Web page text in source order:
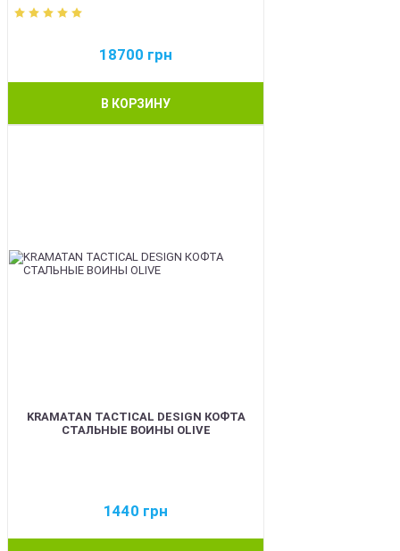
18700 грн
В КОРЗИНУ
KRAMATAN TACTICAL DESIGN КОФТА
СТАЛЬНЫЕ ВОИНЫ OLIVE
1440 грн